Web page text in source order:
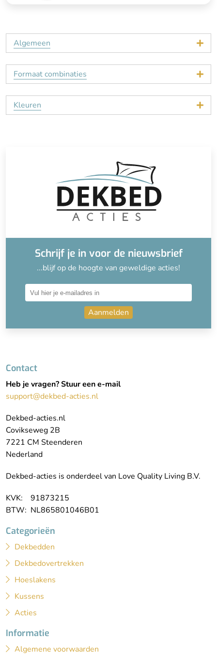
Algemeen
Formaat combinaties
Kleuren
Schrijf je in voor de nieuwsbrief
...blijf op de hoogte van geweldige acties!
Aanmelden
Contact
Heb je vragen? Stuur een e-mail
support@dekbed-acties.nl
Dekbed-acties.nl
Covikseweg 2B
7221 CM Steenderen
Nederland
Dekbed-acties is onderdeel van Love Quality Living B.V.
KVK: 91873215
BTW: NL865801046B01
Categorieën
Dekbedden
Dekbedovertrekken
Hoeslakens
Kussens
Acties
Informatie
Algemene voorwaarden